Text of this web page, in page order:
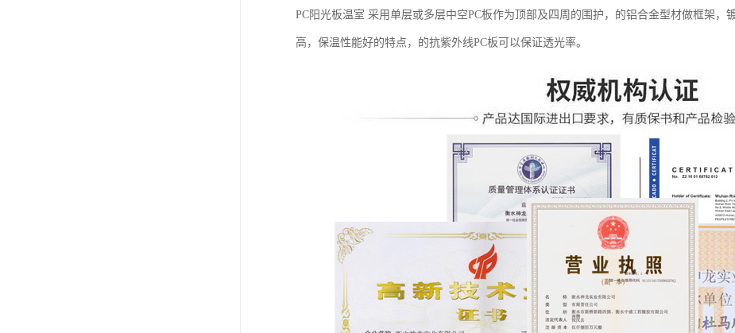
PC阳光板温室 采用单层或多层中空PC板作为顶部及四周的围护，的铝合金型材做框架，
高，保温性能好的特点，的抗紫外线PC板可以保证透光率。